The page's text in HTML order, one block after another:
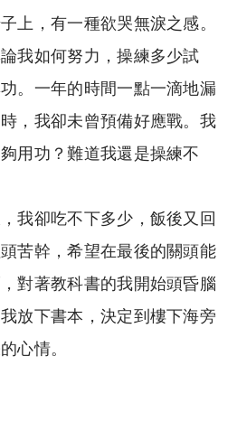
上，有一種欲哭無淚之感。
我如何努力，操練多少試
。一年的時間一點一滴地漏
，我卻未曾預備好應戰。我
用功？難道我還是操練不
我卻吃不下多少，飯後又回
苦幹，希望在最後的關頭能
對著教科書的我開始頭昏腦
放下書本，決定到樓下海旁
心情。